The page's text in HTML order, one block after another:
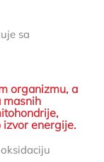
sa
organizmu, a
masnih
energije.